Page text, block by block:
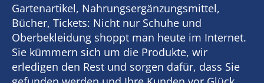
Gartenartikel, Nahrungsergänzungsmittel,
Bücher, Tickets: Nicht nur Schuhe und
Oberbekleidung shoppt man heute im Internet.
Sie kümmern sich um die Produkte, wir
erledigen den Rest und sorgen dafür, dass Sie